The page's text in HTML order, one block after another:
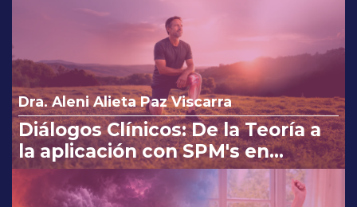
Dra. Aleni Alieta Paz Viscarra
Diálogos Clínicos: De la Teoría a
la aplicación con SPM's en
Osteoartritis